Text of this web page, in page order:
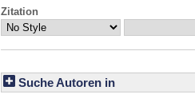
Zitation
Suche Autoren in